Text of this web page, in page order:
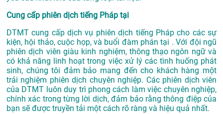
Cung cấp phiên dịch tiếng Pháp tại
DTMT cung cấp dịch vụ phiên dịch tiếng Pháp cho các sự
kiện, hội thảo, cuộc họp, và buổi đàm phán tại . Với đội ngũ
phiên dịch viên giàu kinh nghiệm, thông thạo ngôn ngữ và
có khả năng linh hoạt trong việc xử lý các tình huống phát
sinh, chúng tôi đảm bảo mang đến cho khách hàng một
trải nghiệm phiên dịch chuyên nghiệp. Các phiên dịch viên
của DTMT luôn duy trì phong cách làm việc chuyên nghiệp,
chính xác trong từng lời dịch, đảm bảo rằng thông điệp của
bạn sẽ được truyền tải một cách rõ ràng và hiệu quả nhất.